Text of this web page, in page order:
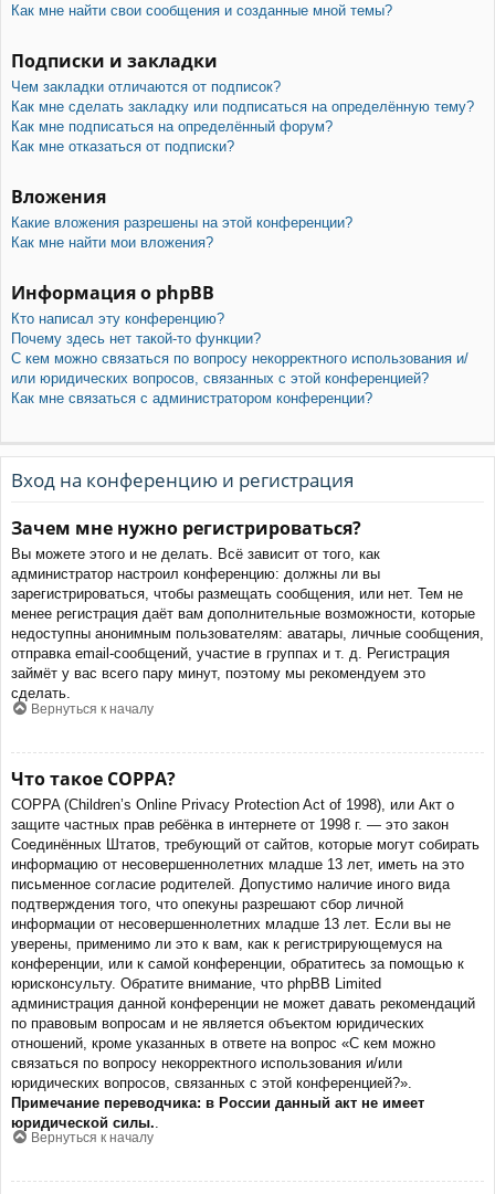
Как мне найти свои сообщения и созданные мной темы?
Подписки и закладки
Чем закладки отличаются от подписок?
Как мне сделать закладку или подписаться на определённую тему?
Как мне подписаться на определённый форум?
Как мне отказаться от подписки?
Вложения
Какие вложения разрешены на этой конференции?
Как мне найти мои вложения?
Информация о phpBB
Кто написал эту конференцию?
Почему здесь нет такой-то функции?
С кем можно связаться по вопросу некорректного использования и/
или юридических вопросов, связанных с этой конференцией?
Как мне связаться с администратором конференции?
Вход на конференцию и регистрация
Зачем мне нужно регистрироваться?
Вы можете этого и не делать. Всё зависит от того, как
администратор настроил конференцию: должны ли вы
зарегистрироваться, чтобы размещать сообщения, или нет. Тем не
менее регистрация даёт вам дополнительные возможности, которые
недоступны анонимным пользователям: аватары, личные сообщения,
отправка email-сообщений, участие в группах и т. д. Регистрация
займёт у вас всего пару минут, поэтому мы рекомендуем это
сделать.
Вернуться к началу
Что такое COPPA?
COPPA (Children’s Online Privacy Protection Act of 1998), или Акт о
защите частных прав ребёнка в интернете от 1998 г. — это закон
Соединённых Штатов, требующий от сайтов, которые могут собирать
информацию от несовершеннолетних младше 13 лет, иметь на это
письменное согласие родителей. Допустимо наличие иного вида
подтверждения того, что опекуны разрешают сбор личной
информации от несовершеннолетних младше 13 лет. Если вы не
уверены, применимо ли это к вам, как к регистрирующемуся на
конференции, или к самой конференции, обратитесь за помощью к
юрисконсульту. Обратите внимание, что phpBB Limited
администрация данной конференции не может давать рекомендаций
по правовым вопросам и не является объектом юридических
отношений, кроме указанных в ответе на вопрос «С кем можно
связаться по вопросу некорректного использования и/или
юридических вопросов, связанных с этой конференцией?».
Примечание переводчика: в России данный акт не имеет
юридической силы.
Вернуться к началу